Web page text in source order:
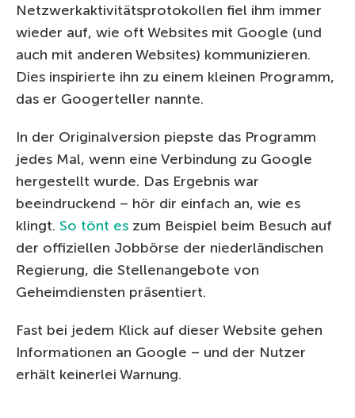
Netzwerkaktivitätsprotokollen fiel ihm immer
wieder auf, wie oft Websites mit Google (und
auch mit anderen Websites) kommunizieren.
Dies inspirierte ihn zu einem kleinen Programm,
das er Googerteller nannte.
In der Originalversion piepste das Programm
jedes Mal, wenn eine Verbindung zu Google
hergestellt wurde. Das Ergebnis war
beeindruckend – hör dir einfach an, wie es
klingt. So tönt es zum Beispiel beim Besuch auf
der offiziellen Jobbörse der niederländischen
Regierung, die Stellenangebote von
Geheimdiensten präsentiert.
Fast bei jedem Klick auf dieser Website gehen
Informationen an Google – und der Nutzer
erhält keinerlei Warnung.